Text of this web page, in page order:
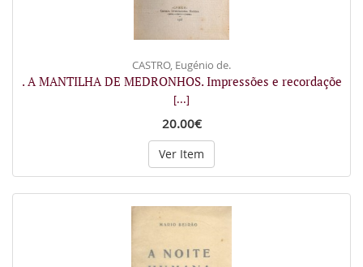
CASTRO, Eugénio de.
. A MANTILHA DE MEDRONHOS. Impressões e recordaçõe
[...]
20.00€
Ver Item